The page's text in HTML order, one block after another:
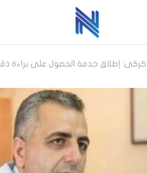
كركي: إطلاق خدمة الحصول على براءة